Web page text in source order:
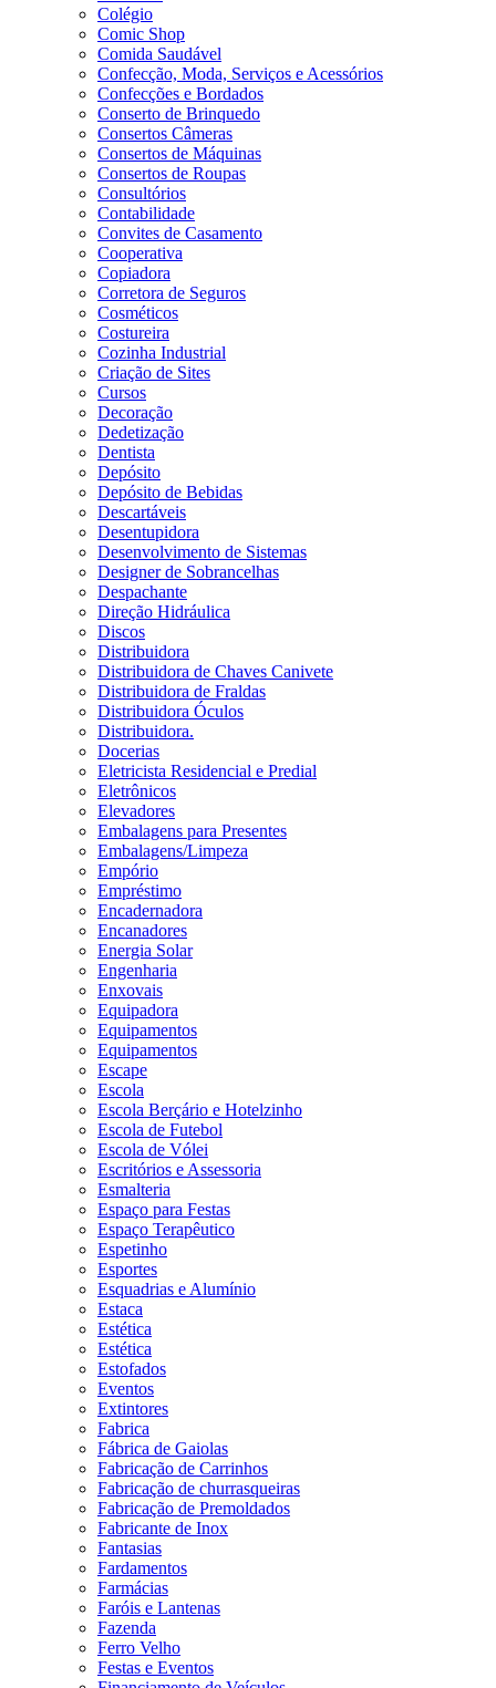
Colégio
Comic Shop
Comida Saudável
Confecção, Moda, Serviços e Acessórios
Confecções e Bordados
Conserto de Brinquedo
Consertos Câmeras
Consertos de Máquinas
Consertos de Roupas
Consultórios
Contabilidade
Convites de Casamento
Cooperativa
Copiadora
Corretora de Seguros
Cosméticos
Costureira
Cozinha Industrial
Criação de Sites
Cursos
Decoração
Dedetização
Dentista
Depósito
Depósito de Bebidas
Descartáveis
Desentupidora
Desenvolvimento de Sistemas
Designer de Sobrancelhas
Despachante
Direção Hidráulica
Discos
Distribuidora
Distribuidora de Chaves Canivete
Distribuidora de Fraldas
Distribuidora Óculos
Distribuidora.
Docerias
Eletricista Residencial e Predial
Eletrônicos
Elevadores
Embalagens para Presentes
Embalagens/Limpeza
Empório
Empréstimo
Encadernadora
Encanadores
Energia Solar
Engenharia
Enxovais
Equipadora
Equipamentos
Equipamentos
Escape
Escola
Escola Berçário e Hotelzinho
Escola de Futebol
Escola de Vólei
Escritórios e Assessoria
Esmalteria
Espaço para Festas
Espaço Terapêutico
Espetinho
Esportes
Esquadrias e Alumínio
Estaca
Estética
Estética
Estofados
Eventos
Extintores
Fabrica
Fábrica de Gaiolas
Fabricação de Carrinhos
Fabricação de churrasqueiras
Fabricação de Premoldados
Fabricante de Inox
Fantasias
Fardamentos
Farmácias
Faróis e Lantenas
Fazenda
Ferro Velho
Festas e Eventos